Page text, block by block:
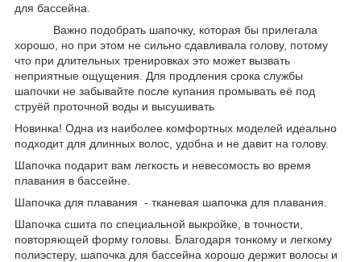
для бассейна.
Важно подобрать шапочку, которая бы прилегала
хорошо, но при этом не сильно сдавливала голову, потому
что при длительных тренировках это может вызвать
неприятные ощущения. Для продления срока службы
шапочки не забывайте после купания промывать её под
струёй проточной воды и высушивать
Новинка! Одна из наиболее комфортных моделей идеально
подходит для длинных волос, удобна и не давит на голову.
Шапочка подарит вам легкость и невесомость во время
плавания в бассейне.
Шапочка для плавания - тканевая шапочка для плавания.
Шапочка сшита по специальной выкройке, в точности,
повторяющей форму головы. Благодаря тонкому и легкому
полиэстеру, шапочка для бассейна хорошо держит волосы и